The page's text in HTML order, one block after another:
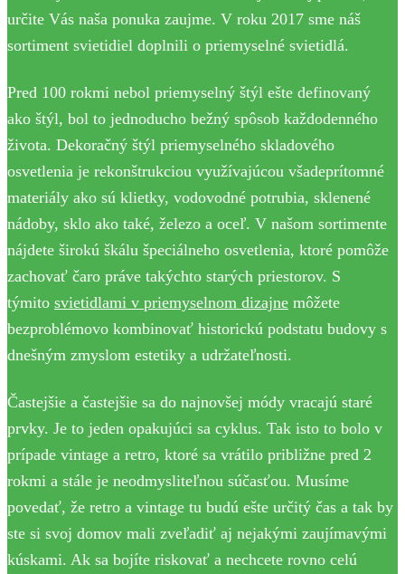
určite Vás naša ponuka zaujme. V roku 2017 sme náš
sortiment svietidiel doplnili o priemyselné svietidlá.
Pred 100 rokmi nebol priemyselný štýl ešte definovaný
ako štýl, bol to jednoducho bežný spôsob každodenného
života. Dekoračný štýl priemyselného skladového
osvetlenia je rekonštrukciou využívajúcou všadeprítomné
materiály ako sú klietky, vodovodné potrubia, sklenené
nádoby, sklo ako také, železo a oceľ. V našom sortimente
nájdete širokú škálu špeciálneho osvetlenia, ktoré pomôže
zachovať čaro práve takýchto starých priestorov. S
týmito svietidlami v priemyselnom dizajne môžete
bezproblémovo kombinovať historickú podstatu budovy s
dnešným zmyslom estetiky a udržateľnosti.
Častejšie a častejšie sa do najnovšej módy vracajú staré
prvky. Je to jeden opakujúci sa cyklus. Tak isto to bolo v
prípade vintage a retro, ktoré sa vrátilo približne pred 2
rokmi a stále je neodmysliteľnou súčasťou. Musíme
povedať, že retro a vintage tu budú ešte určitý čas a tak by
ste si svoj domov mali zveľadiť aj nejakými zaujímavými
kúskami. Ak sa bojíte riskovať a nechcete rovno celú